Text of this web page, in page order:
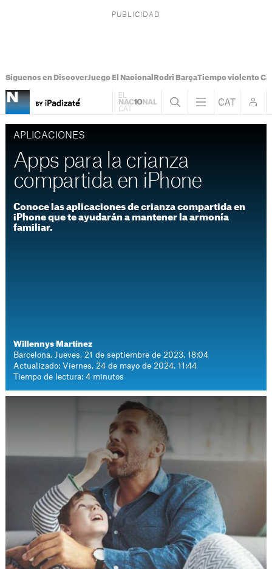
Síguenos en DiscoverJuego El Nacional Rodri BarçaTiempo violento
APLICACIONES
Apps para la crianza
compartida en iPhone
Conoce las aplicaciones de crianza compartida en
iPhone que te ayudarán a mantener la armonía
familiar.
Willennys Martínez
Barcelona. Jueves, 21 de septiembre de 2023. 18:04
Actualizado: Viernes, 24 de mayo de 2024. 11:44
Tiempo de lectura: 4 minutos